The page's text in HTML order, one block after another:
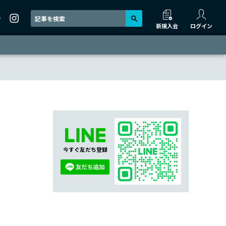
新規入会 ログイン
今すぐ友だち登録